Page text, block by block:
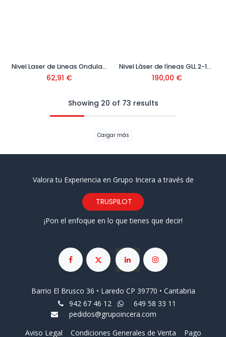
Nivel Laser de Lineas Onduladas Quigo Ref: 0603 663 503
62,91 €
Nivel Láser de líneas GLL 2-15 G Ref: 0.601.063.W00
190,00 €
Showing 20 of 73 results
Cargar más
Valora tu Experiencia en Grupo Incera a través de
TRUSPILOT
¡Pon el enfoque en lo que tienes que decir!
Barrio El Brusco 36 • Laredo CP 39770 • Cantabria
942 67 46 12
649 58 33 11
pedidos@grupoincera.com
Aviso Legal
Condiciones Generales de Venta Pago